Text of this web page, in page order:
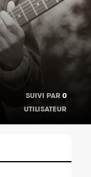
SUIVI PAR 0
UTILISATEUR